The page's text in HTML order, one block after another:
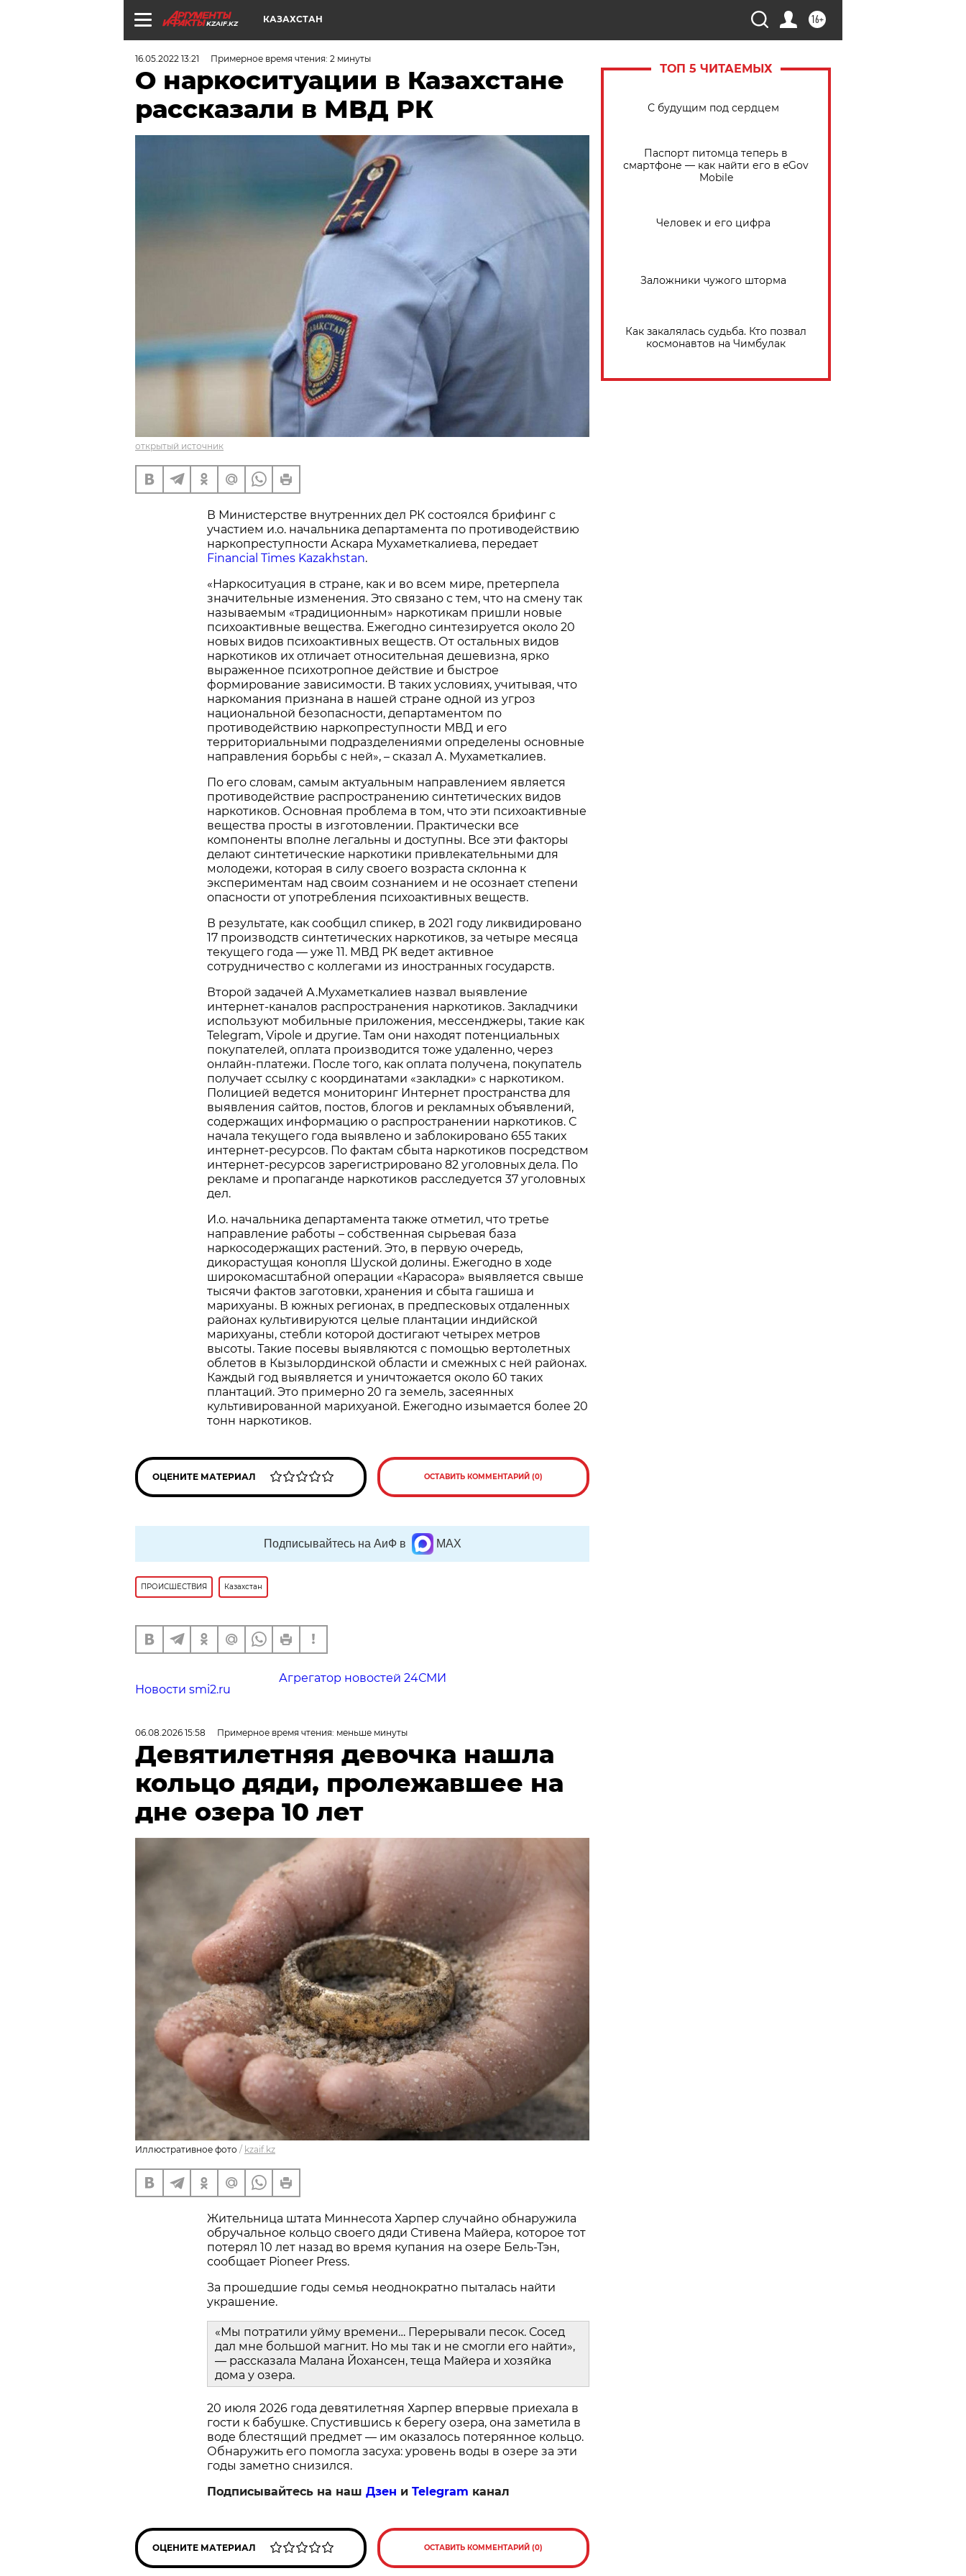
KZAIF.KZ 16+
КАЗАХСТАН
16.05.2022 13:21 Примерное время чтения: 2 минуты
О наркоситуации в Казахстане
рассказали в МВД РК
открытый источник
В Министерстве внутренних дел РК состоялся брифинг с
участием и.о. начальника департамента по противодействию
наркопреступности Аскара Мухаметкалиева, передает
Financial Times Kazakhstan.
«Наркоситуация в стране, как и во всем мире, претерпела
значительные изменения. Это связано с тем, что на смену так
называемым «традиционным» наркотикам пришли новые
психоактивные вещества. Ежегодно синтезируется около 20
новых видов психоактивных веществ. От остальных видов
наркотиков их отличает относительная дешевизна, ярко
выраженное психотропное действие и быстрое
формирование зависимости. В таких условиях, учитывая, что
наркомания признана в нашей стране одной из угроз
национальной безопасности, департаментом по
противодействию наркопреступности МВД и его
территориальными подразделениями определены основные
направления борьбы с ней», – сказал А. Мухаметкалиев.
По его словам, самым актуальным направлением является
противодействие распространению синтетических видов
наркотиков. Основная проблема в том, что эти психоактивные
вещества просты в изготовлении. Практически все
компоненты вполне легальны и доступны. Все эти факторы
делают синтетические наркотики привлекательными для
молодежи, которая в силу своего возраста склонна к
экспериментам над своим сознанием и не осознает степени
опасности от употребления психоактивных веществ.
В результате, как сообщил спикер, в 2021 году ликвидировано
17 производств синтетических наркотиков, за четыре месяца
текущего года — уже 11. МВД РК ведет активное
сотрудничество с коллегами из иностранных государств.
Второй задачей А.Мухаметкалиев назвал выявление
интернет-каналов распространения наркотиков. Закладчики
используют мобильные приложения, мессенджеры, такие как
Telegram, Vipole и другие. Там они находят потенциальных
покупателей, оплата производится тоже удаленно, через
онлайн-платежи. После того, как оплата получена, покупатель
получает ссылку с координатами «закладки» с наркотиком.
Полицией ведется мониторинг Интернет пространства для
выявления сайтов, постов, блогов и рекламных объявлений,
содержащих информацию о распространении наркотиков. С
начала текущего года выявлено и заблокировано 655 таких
интернет-ресурсов. По фактам сбыта наркотиков посредством
интернет-ресурсов зарегистрировано 82 уголовных дела. По
рекламе и пропаганде наркотиков расследуется 37 уголовных
дел.
И.о. начальника департамента также отметил, что третье
направление работы – собственная сырьевая база
наркосодержащих растений. Это, в первую очередь,
дикорастущая конопля Шуской долины. Ежегодно в ходе
широкомасштабной операции «Карасора» выявляется свыше
тысячи фактов заготовки, хранения и сбыта гашиша и
марихуаны. В южных регионах, в предпесковых отдаленных
районах культивируются целые плантации индийской
марихуаны, стебли которой достигают четырех метров
высоты. Такие посевы выявляются с помощью вертолетных
облетов в Кызылординской области и смежных с ней районах.
Каждый год выявляется и уничтожается около 60 таких
плантаций. Это примерно 20 га земель, засеянных
культивированной марихуаной. Ежегодно изымается более 20
тонн наркотиков.
ОЦЕНИТЕ МАТЕРИАЛ ОСТАВИТЬ КОММЕНТАРИЙ (0)
Подписывайтесь на АиФ в MAX
ПРОИСШЕСТВИЯ Казахстан
Агрегатор новостей 24СМИ
Новости smi2.ru
ТОП 5 ЧИТАЕМЫХ
С будущим под сердцем
Паспорт питомца теперь в
смартфоне — как найти его в eGov
Mobile
Человек и его цифра
Заложники чужого шторма
Как закалялась судьба. Кто позвал
космонавтов на Чимбулак
06.08.2026 15:58 Примерное время чтения: меньше минуты
Девятилетняя девочка нашла
кольцо дяди, пролежавшее на
дне озера 10 лет
Иллюстративное фото / kzaif.kz
Жительница штата Миннесота Харпер случайно обнаружила
обручальное кольцо своего дяди Стивена Майера, которое тот
потерял 10 лет назад во время купания на озере Бель-Тэн,
сообщает Pioneer Press.
За прошедшие годы семья неоднократно пыталась найти
украшение.
«Мы потратили уйму времени… Перерывали песок. Сосед
дал мне большой магнит. Но мы так и не смогли его найти»,
— рассказала Малана Йохансен, теща Майера и хозяйка
дома у озера.
20 июля 2026 года девятилетняя Харпер впервые приехала в
гости к бабушке. Спустившись к берегу озера, она заметила в
воде блестящий предмет — им оказалось потерянное кольцо.
Обнаружить его помогла засуха: уровень воды в озере за эти
годы заметно снизился.
Подписывайтесь на наш Дзен и Telegram канал
ОЦЕНИТЕ МАТЕРИАЛ ОСТАВИТЬ КОММЕНТАРИЙ (0)